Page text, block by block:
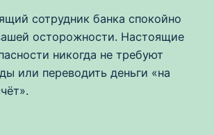
сотрудник банка спокойно
осторожности. Настоящие
никогда не требуют
или переводить деньги «на